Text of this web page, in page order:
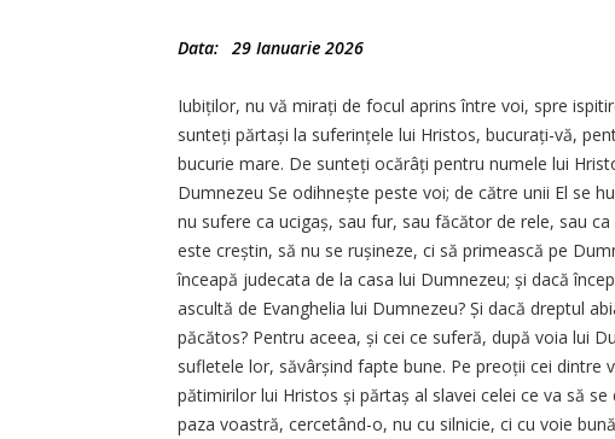
Data: 29 Ianuarie 2026
Iubiților, nu vă mirați de focul aprins între voi, spre
sunteți părtași la suferințele lui Hristos, bucurați-vă,
bucurie mare. De sunteți ocărâți pentru numele lui
Dumnezeu Se odihnește peste voi; de către unii El se
nu sufere ca ucigaș, sau fur, sau făcător de rele, sau
este creștin, să nu se rușineze, ci să primească pe
înceapă judecata de la casa lui Dumnezeu; și dacă
ascultă de Evanghelia lui Dumnezeu? Și dacă dreptul
păcătos? Pentru aceea, și cei ce suferă, după voia lui
sufletele lor, săvârșind fapte bune. Pe preoții cei
pătimirilor lui Hristos și părtaș al slavei celei ce va să
paza voastră, cercetând-o, nu cu silnicie, ci cu voie